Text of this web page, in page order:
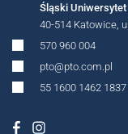
Śląski
40-514 Katowice,
570 960 004
pto@pto.com.pl
55 1600 1462